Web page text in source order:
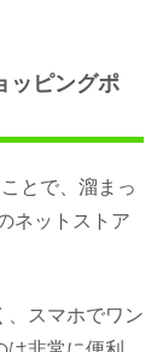
ッピングポ
とで、溜まっ
ネットストア
、スマホでワン